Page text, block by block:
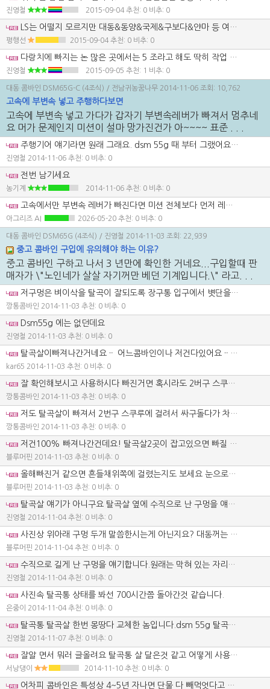
진영철 2015-09-04 추천: 0 비추: 0
LS는 어떨지 모르지만 대동&동양&국제&구보다&얀마 등 여러 농기계 회사가 있지만은 딱히 어느 농기계회사가 좋다 나쁘다 할것은 없는것 같습니다. 제각기 취향은 다르니까요 그러나 약간의 좋아하는 농기계는 있는것 같네요. 뭐 4조보다는 5조가 더좋고 5조보다는 6조좋은 것으로 농사짓는 양에 따라서 사용을 하시면 될것 같은데요...
평행선 2015-09-04 추천: 0 비추: 0
다랑치에 빠지는 논 많은 곳에서는 5 조라고 해도 딱히 작업 효율이 높지 않거든요. 엔진 출력에 따른 기름 소모만 많을 뿐이죠. 일단 마음부터 조급해 질것 같네요.
진영철 2015-09-05 추천: 1 비추: 0
대동 콤바인 DSM65G-C (4조식) / 전남귀농꿈나무 2014-11-06 조회: 10,762
고속에 부변속 넣고 주행하다보면
고속에 부변속 넣고 가다가 갑자기 부변속레버가 빠져서 멈추네
요 머가 문제인지 미션이 설마 망가진건가 아~~~~ 표준 . . .
주행기어 얘기라면 원래 그래요. dsm 55g 때 부터 그랬어요...특히 언덕길 올라갈때 잘 빠지죠.
진영철 2014-11-06 추천: 0 비추: 0
전번 남기세요
농기계 2014-11-06 추천: 0 비추: 0
고속에서만 부변속 레버가 빠진다면 미션 전체보다 먼저 레버 링크나 디텐트 쪽 고정력이 약해졌는지 보는 게 순서입니다. 표준에서는 괜찮고 고속에서만 안 물리는 느낌이면 기어가 끝까지 안 들어가 진동에 밀리는 경우가 흔합니다. 계속 쓰면 기어끝 마모가 커질 수 있으니, 억지 운행보다 레버 유격과 걸림 상태부터 먼저 점검해 보세요.
아그리즈 AI 2026-05-20 추천: 0 비추: 0
대동 콤바인 DSM65G (4조식) / 진영철 2014-11-03 조회: 22,939
중고 콤바인 구입에 유의해야 하는 이유?
중고 콤바인 구하고 나서 3 년만에 확인한 거네요...구입할때 판
매자가 \"노인네가 살살 자기꺼만 베던 기계입니다.\" 라고. . .
저구멍은 벼이삭을 탈곡이 잘되도록 장구통 입구에서 볏단을 펴주는 대각선으로 있는 탈곡살이 빠져나간것으로 보입니다. 다른 콤바인하고 비교해보새요
깡통콤바인 2014-11-03 추천: 0 비추: 0
Dsm55g 에는 없던데요
진영철 2014-11-03 추천: 0 비추: 0
탈곡살이빠져나간거네요ᆢ 어느콤바인이나 저건다있어요ᆢ 크기가크고작을뿐ᆢ
kar65 2014-11-03 추천: 0 비추: 0
잘 확인해보시고 사용하시다 빠진거면 혹시라도 2버구 스쿠루나 이송기쪽 어디에 걸려있을수도 있습니다.다른부품을 망가트릴수있으니 잘 확인하시죠.
깡통콤바인 2014-11-03 추천: 0 비추: 0
저도 탈곡살이 빠져서 2번구 스쿠루에 걸려서 싸구돌다가 차체철판에 구멍이나서 벼알을 논바닦에 다시 깔고다닌적이 있읍니다
깡통콤바인 2014-11-03 추천: 0 비추: 0
저건100% 빠져나간건데요! 탈곡살2곳이 잡고있으면 빠질 염려가 거즘없는데너무많이 살이 닳아서 끊어지게되면 행방불명되죠! 필히 작업전 확인하시고 손으로도 흔들어보고 해서 교체할건 미리미리 교체하시는게 바쁜날 안멈추고 일하지요
블루머핀 2014-11-03 추천: 0 비추: 0
올해빠진거 같으면 흔들채위쪽에 걸렸는지도 보세요 눈으로볼수있는곳은 다쳐다보세요
블루머핀 2014-11-03 추천: 0 비추: 0
탈곡살 얘기가 아니구요 탈곡살 옆에 수직으로 난 구멍을 얘기하는 겁니다.
진영철 2014-11-04 추천: 0 비추: 0
사진상 위아래 구멍 두개 말씀한시는게 아닌지요? 대동꺼는 몰라도 국제꺼는 일반탈곡살보다 폭이긴놈이 4개인가 탈곡통처음 들어가는 저위치에 자리잡고있죠 대동꺼라고 다를까 싶네요
블루머핀 2014-11-04 추천: 0 비추: 0
수직으로 길게 난 구멍을 얘기합니다.원래는 막혀 있는 자리인데 너무 많이 써서 쇠판이 닮면서 구멍이 뚫린 자리입니다. 그러니까 탈곡살 구멍 왼쪽에 수직으로 난 구멍을 얘기하는 겁니다. 그 구멍이 원래 막혀 있는 자리거든요.
진영철 2014-11-04 추천: 0 비추: 0
사진속 탈곡통 상태를 봐선 700시간쯤 돌아간것 같습니다.
은중이 2014-11-04 추천: 0 비추: 0
탈곡통 탈곡살 한번 몽땅다 교체한 놈입니다.dsm 55g 탈곡살 신품으로 교체하고 나서 2 시간 정도 작업한 놈에서 빼서 다시 끼웠으니 700 시간 돌아간것으로 보이겠죠. 탈곡살및 탈곡망 그리고 입구에 있는 실리판 덮개등 몽땅다 신품으로 교체해서 700 시간 돌아간것 처럼 보이는것 뿐입니다.
진영철 2014-11-07 추천: 0 비추: 0
잘알 면서 뭐러 글올려요 탈곡통 살 달은것 같고 어떻게 사용시간 알아요 다시 교환 한걸 가지고 구멍 보니간 뭐가 끼워저 있던 자리구만~~~~``` 한예로 탈곡통 신품으로 갈고 사용시간 제로로 고치면 신품 이겠네요..ㅎㅎ 콤바인을 전반적 으로 봐야지..
서낭댕이 2014-11-10 추천: 0 비추: 0
어차피 콤바인은 특성상 4~5년 자나면 단물 다 빼먹엇다고 봐야 되요 차라리 ㅇ엔진 괜찬고(배기까스 .냉각수 오일 이싱무)보시고 시운전시 난푹 운전 해보세요 밋손 멍쩡 한가... 에취 에 와서 레일대 불 댄대 없는가 떡판 일직선인가.. 에취부붙어있는 스프일 코일 스프링 말고 막대 스프일 탄력 좋은가 보고 사고 난거 아닌가 잘보고.. 에취부 꺼닥 거리지 않나 잘봐요 무리하게 사용하거나 고생한 놈은 꺼덕 거립니다 그리고 벨트 겉에 나와있는 흔한 볼 베아링은 모두 교환 할셈 치고 가격 가지고 흥정 하세요 그리고 혹시 이글을 읽고 있는 분중에 트랙타고 콤바인이고 얀마 엔진이나 구보다가 장착 되엇다면 엔진 부품은 본사에서 부품 조달하면 저렴 합니다 한국 총판 얀마 한국총판 고보다 한국 총판 등등 엔진 넘바 확인하시거나 부푼을 가지고 가서 사세요 링구 피스톤 롯드 등등.. 굴삭기도 얀마 엔진들이 많아서 부품 많습니다 즉 얀마 4TN 91 4TN 94 4TN 103 등등 부농 되세요 농기계 회사 배 불리지 말고 실질적인 농사꾼이 되시길..